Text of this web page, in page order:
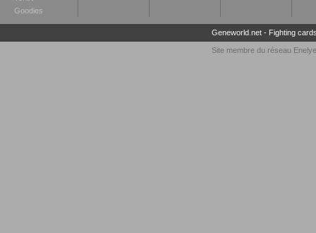
Goodies
Geneworld.net- Fighting
Site membre du réseau Enelye